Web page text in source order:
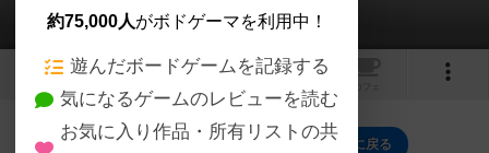
1 1
ストームオーバー・エルサレムのトップに戻る
約75,000人がボドゲーマを利用中！
遊んだボードゲームを記録する
気になるゲームのレビューを読む
お気に入り作品・所有リストの共